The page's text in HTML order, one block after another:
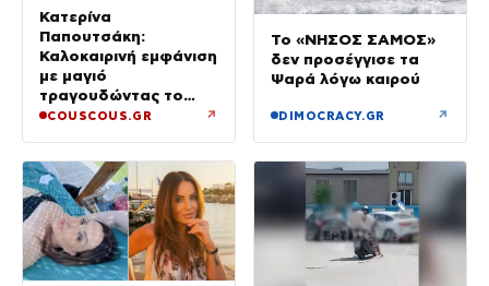
Κατερίνα
Παπουτσάκη:
Καλοκαιρινή εμφάνιση
με μαγιό
τραγουδώντας το
«Καλοκαιρινά
COUSCOUS.GR ↗
Το «ΝΗΣΟΣ ΣΑΜΟΣ»
δεν προσέγγισε τα
Ψαρά λόγω καιρού
DIMOCRACY.GR ↗